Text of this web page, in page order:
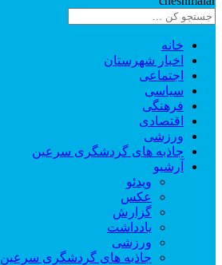
خانه
اخبار شهرستان
اجتماعی
سیاسی
فرهنگی
اقتصادی
ورزشی
جاذبه های گردشگری سرعین
آرشیو
ویدئو
عکس
گزارش
یادداشت
ورزشی
جاذبه های گردشگری سرعین